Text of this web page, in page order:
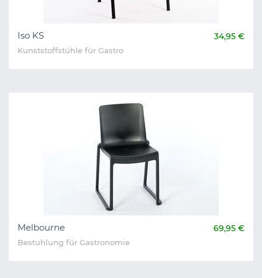
Iso KS 34,95 €
Kunststoffstühle für Gastro
Melbourne 69,95 €
Bestuhlung für Gastronomie